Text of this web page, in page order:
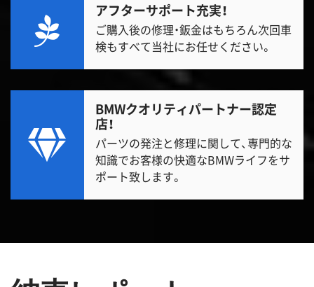
アフターサポート充実！
ご購入後の修理・鈑金はもちろん次回車
検もすべて当社にお任せください。
BMWクオリティパートナー認定
店！
パーツの発注と修理に関して、専門的な
知識でお客様の快適なBMWライフをサ
ポート致します。